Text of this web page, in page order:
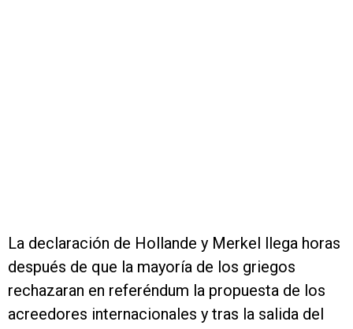
La declaración de Hollande y Merkel llega horas
después de que la mayoría de los griegos
rechazaran en referéndum la propuesta de los
acreedores internacionales y tras la salida del